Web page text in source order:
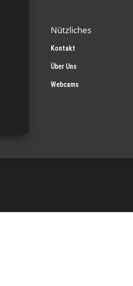
Nützliches
Kontakt
Über Uns
Webcams